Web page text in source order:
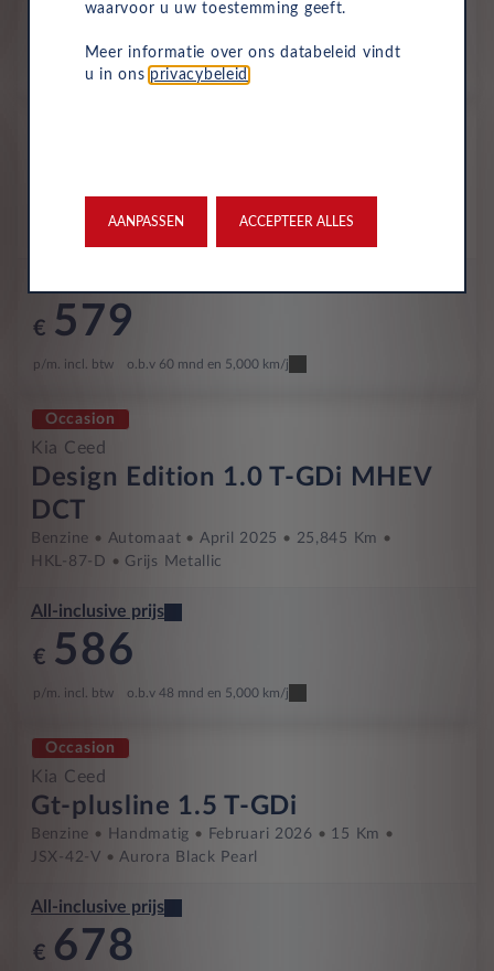
573
p/m. incl. btw o.b.v 48 mnd en 5,000 km/j
€ 579
p/m. incl. btw o.b.v 60 mnd en 5,000 km/j
Occasion
Kia Ceed
Design Edition 1.0 T-GDi MHEV
DCT
Benzine Automaat April 2025
25,845 Km
HKL-87-D
Grijs Metallic
All-inclusive prijs
€ 586
p/m. incl. btw o.b.v 48 mnd en 5,000 km/j
Occasion
Kia Ceed
Gt-plusline 1.5 T-GDi
Benzine Handmatig Februari 2026
15 Km
JSX-42-V
Aurora Black Pearl
All-inclusive prijs
€ 678
waarvoor u uw toestemming geeft.
Meer informatie over ons databeleid vindt
u in ons privacybeleid
AANPASSEN ACCEPTEER ALLES